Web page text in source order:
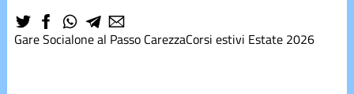
GareSocialone al Passo CarezzaCorsi estivi Estate 2026
Sponsor